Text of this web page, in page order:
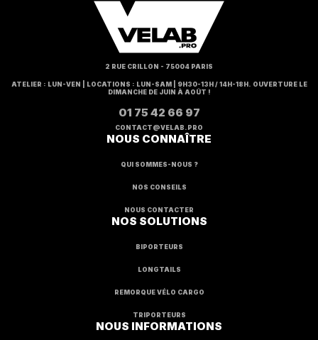
2 RUE CRILLON - 75004 PARIS
ATELIER : LUN-VEN | LOCATIONS : LUN-SAM | 9H30-13H / 14H-18H. OUVERTURE LE
DIMANCHE DE JUIN À AOÛT !
01 75 42 66 97
CONTACT@VELAB.PRO
NOUS CONNAÎTRE
QUI SOMMES-NOUS ?
NOS CONSEILS
NOUS CONTACTER
NOS SOLUTIONS
BIPORTEURS
LONGTAILS
REMORQUE VÉLO CARGO
TRIPORTEURS
NOUS INFORMATIONS